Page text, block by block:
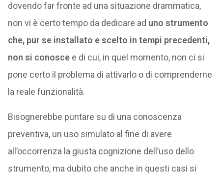
dovendo far fronte ad una situazione drammatica,
non vi è certo tempo da dedicare ad uno strumento
che, pur se installato e scelto in tempi precedenti,
non si conoscee di cui, in quel momento, non ci si
pone certo il problema di attivarlo o di comprenderne
la reale funzionalità.
Bisognerebbe puntare su di una conoscenza
preventiva, un uso simulato al fine di avere
all’occorrenza la giusta cognizione dell’uso dello
strumento, ma dubito che anche in questi casi si